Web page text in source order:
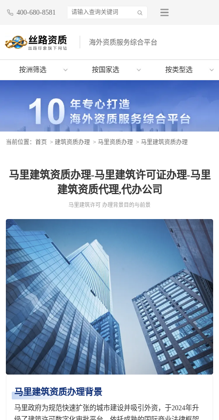
400-680-8581
海外资质服务综合平台
按洲筛选 按国家选 按类型选
当前位置： 首页 > 建筑资质办理 > 马里资质办理 > 马里建筑资质办理
马里建筑资质办理-马里建筑许可证办理-马里
建筑资质代理,代办公司
马里建筑许可 办理背景目的与前景
马里建筑资质办理背景
马里政府为规范快速扩张的城市建设并吸引外资，于2024年升